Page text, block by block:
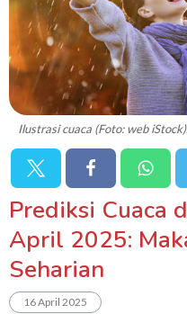
Ilustrasi cuaca (Foto: web iStock).
Prediksi Cuaca
April 2025:
Seharian
16 April 2025